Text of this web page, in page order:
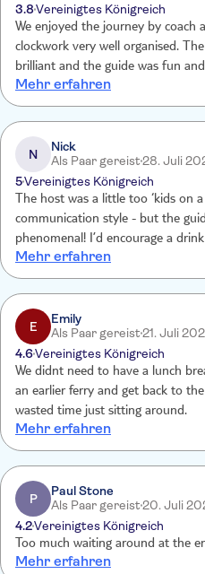
3.8Vereinigtes Königreich
We enjoyed the journey by coach
clockwork very well organised.
brilliant and the guide was fun
hot and we ate in the on site
super friendly and quick but the
was superb.
Mehr erfahren
N
Nick
Als Paar gereist28. Juli
5Vereinigtes Königreich
The host was a little too ‘kids on
communication style - but the
phenomenal! I’d encourage a drink stop before going into the
museum, 2 people on our
almost passed out, when the
out, that would be a good time to
Mehr erfahren
E
Emily
Als Paar gereist21. Juli
4.6Vereinigtes Königreich
We didnt need to have a lunch
an earlier ferry and get back to
wasted time just sitting around.
Mehr erfahren
P
Paul Stone
Als Paar gereist20. Juli
4.2Vereinigtes Königreich
Too much waiting around at the
Mehr erfahren